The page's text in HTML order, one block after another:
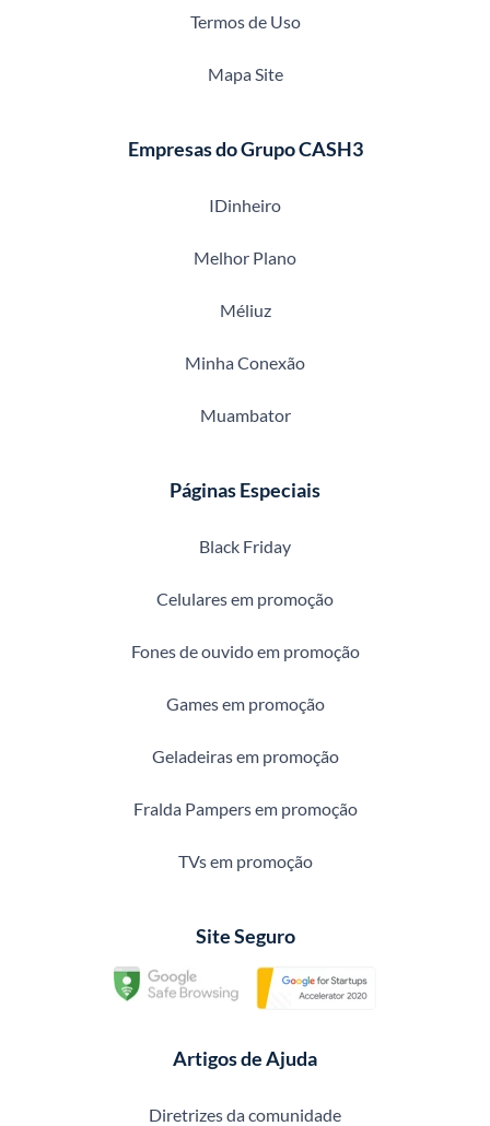
Termos de Uso
Mapa Site
Empresas do Grupo CASH3
IDinheiro
Melhor Plano
Méliuz
Minha Conexão
Muambator
Páginas Especiais
Black Friday
Celulares em promoção
Fones de ouvido em promoção
Games em promoção
Geladeiras em promoção
Fralda Pampers em promoção
TVs em promoção
Site Seguro
Artigos de Ajuda
Diretrizes da comunidade